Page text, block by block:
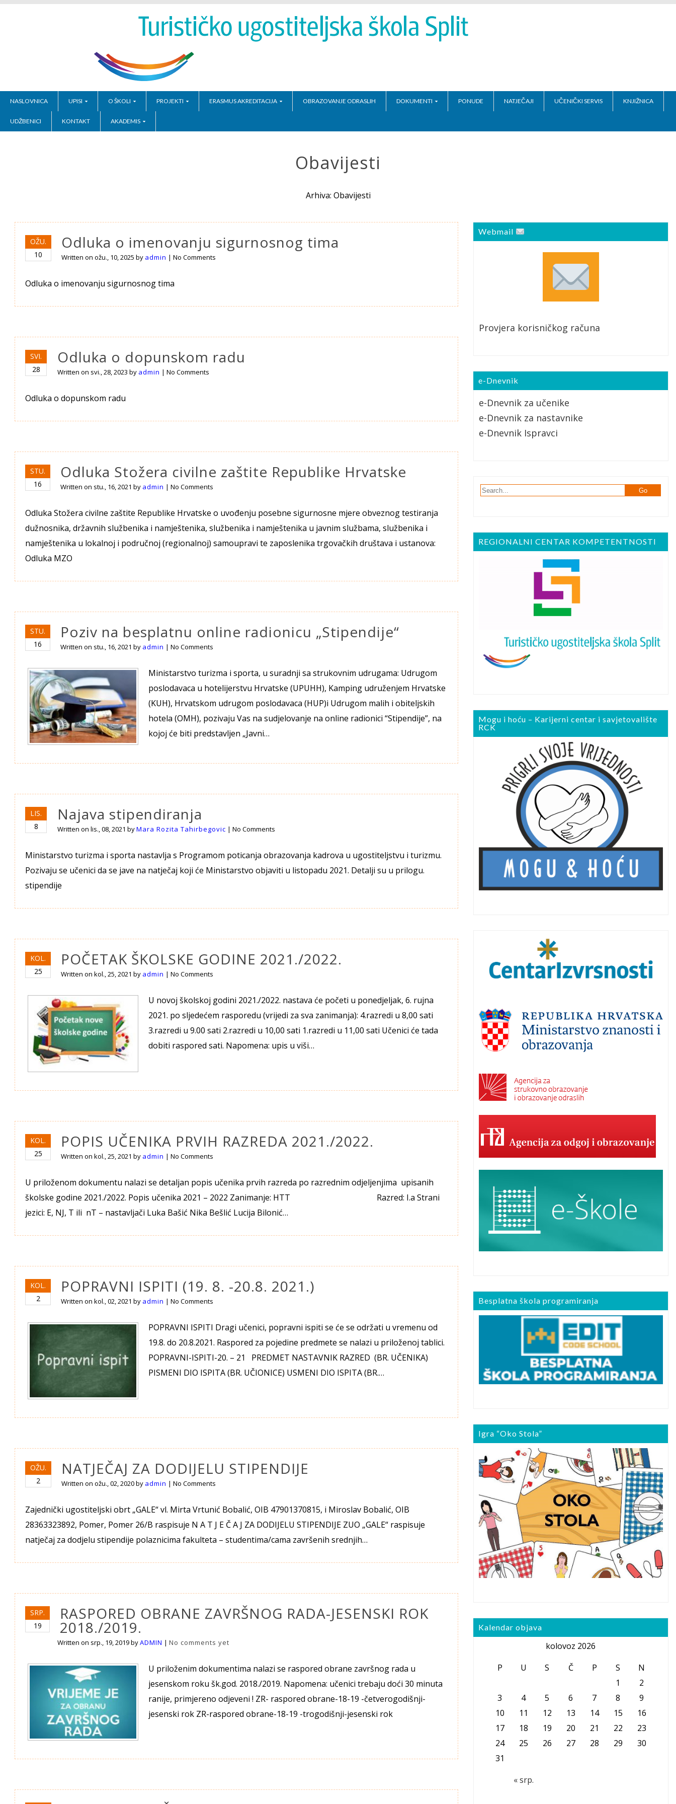
NASLOVNICA UPISI O ŠKOLI PROJEKTI ERASMUS AKREDITACIJA OBRAZOVANJE ODRASLIH DOKUMENTI PONUDE NATJEČAJI UČENIČKI SERVIS KNJIŽNICA
UDŽBENICI KONTAKT AKADEMIS
Obavijesti
Arhiva: Obavijesti
OŽU.
10
Odluka o imenovanju sigurnosnog tima
Written onožu., 10, 2025 by admin |No Comments
Odluka o imenovanju sigurnosnog tima
SVI.
28
Odluka o dopunskom radu
Written on svi., 28, 2023 by admin |No Comments
Odluka o dopunskom radu
STU.
16
Odluka Stožera civilne zaštite Republike Hrvatske
Written on stu., 16, 2021 by admin |No Comments
Odluka Stožera civilne zaštite Republike Hrvatske o uvođenju posebne sigurnosne mjere obveznog testiranja
dužnosnika, državnih službenika i namještenika, službenika i namještenika u javnim službama, službenika i
namještenika u lokalnoj i područnoj (regionalnoj) samoupravi te zaposlenika trgovačkih društava i ustanova:
Odluka MZO
STU.
16
Poziv na besplatnu online radionicu „Stipendije“
Written on stu., 16, 2021 by admin |No Comments
Ministarstvo turizma i sporta, u suradnji sa strukovnim udrugama: Udrugom
poslodavaca u hotelijerstvu Hrvatske (UPUHH), Kamping udruženjem Hrvatske
(KUH), Hrvatskom udrugom poslodavaca (HUP)i Udrugom malih i obiteljskih
hotela (OMH), pozivaju Vas na sudjelovanje na online radionici “Stipendije”, na
kojoj će biti predstavljen „Javni…
LIS.
8
Najava stipendiranja
Written onlis., 08, 2021 byMara Rozita Tahirbegovic |No Comments
Ministarstvo turizma i sporta nastavlja s Programom poticanja obrazovanja kadrova u ugostiteljstvu i turizmu.
Pozivaju se učenici da se jave na natječaj koji će Ministarstvo objaviti u listopadu 2021. Detalji su u prilogu.
stipendije
KOL.
25
POČETAK ŠKOLSKE GODINE 2021./2022.
Written onkol., 25, 2021 by admin |No Comments
U novoj školskoj godini 2021./2022. nastava će početi u ponedjeljak, 6. rujna
2021. po sljedećem rasporedu (vrijedi za sva zanimanja): 4.razredi u 8,00 sati
3.razredi u 9.00 sati 2.razredi u 10,00 sati 1.razredi u 11,00 sati Učenici će tada
dobiti raspored sati. Napomena: upis u viši…
KOL.
25
POPIS UČENIKA PRVIH RAZREDA 2021./2022.
Written onkol., 25, 2021 by admin |No Comments
U priloženom dokumentu nalazi se detaljan popis učenika prvih razreda po razrednim odjeljenjima upisanih
školske godine 2021./2022. Popis učenika 2021 – 2022 Zanimanje: HTT Razred: I.a Strani
jezici: E, NJ, T ili nT – nastavljači Luka Bašić Nika Bešlić Lucija Bilonić…
KOL.
2
POPRAVNI ISPITI (19. 8. -20.8. 2021.)
Written onkol., 02, 2021 by admin |No Comments
POPRAVNI ISPITI Dragi učenici, popravni ispiti se će se održati u vremenu od
19.8. do 20.8.2021. Raspored za pojedine predmete se nalazi u priloženoj tablici.
POPRAVNI-ISPITI-20. – 21 PREDMET NASTAVNIK RAZRED (BR. UČENIKA)
PISMENI DIO ISPITA (BR. UČIONICE) USMENI DIO ISPITA (BR.…
OŽU.
2
NATJEČAJ ZA DODIJELU STIPENDIJE
Written onožu., 02, 2020by admin |No Comments
Zajednički ugostiteljski obrt „GALE“ vl. Mirta Vrtunić Bobalić, OIB 47901370815, i Miroslav Bobalić, OIB
28363323892, Pomer, Pomer 26/B raspisuje N A T J E Č A J ZA DODIJELU STIPENDIJE ZUO „GALE“ raspisuje
natječaj za dodjelu stipendije polaznicima fakulteta – studentima/cama završenih srednjih…
SRP.
19
RASPORED OBRANE ZAVRŠNOG RADA-JESENSKI ROK
2018./2019.
Written on srp., 19, 2019byADMIN |No comments yet
U priloženim dokumentima nalazi se raspored obrane završnog rada u
jesenskom roku šk.god. 2018./2019. Napomena: učenici trebaju doći 30 minuta
ranije, primjereno odjeveni ! ZR- raspored obrane-18-19 -četverogodišnji-
jesenski rok ZR-raspored obrane-18-19 -trogodišnji-jesenski rok
Webmail
Provjera korisničkog računa
e-Dnevnik
e-Dnevnik za učenike
e-Dnevnik za nastavnike
e-Dnevnik Ispravci
REGIONALNI CENTAR KOMPETENTNOSTI
Mogu i hoću – Karijerni centar i savjetovalište
RCK
Besplatna škola programiranja
Igra “Oko Stola”
Kalendar objava
kolovoz 2026
P
U S Č P S N
« srp.
1
2
3
4 5 6 7 8
9
10
11 12 13 14 15
16
17
18 19 20 21 22
23
24
25 26 27 28 29
30
31